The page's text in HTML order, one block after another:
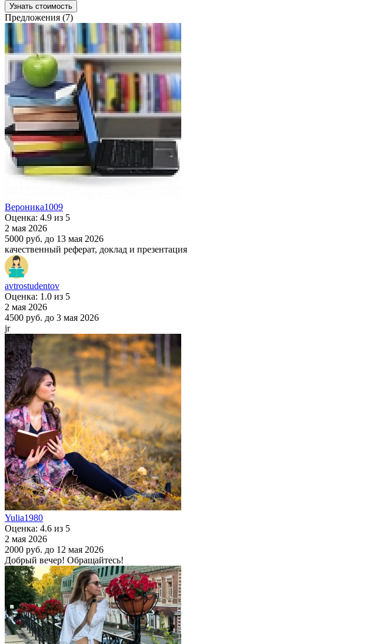
Узнать стоимость
Предложения (7)
Вероника1009
Оценка: 4.9 из 5
2 мая 2026
5000 руб. до 13 мая 2026
качественный реферат, доклад и презентация
avtrostudentov
Оценка: 1.0 из 5
2 мая 2026
4500 руб. до 3 мая 2026
jr
Yulia1980
Оценка: 4.6 из 5
2 мая 2026
2000 руб. до 12 мая 2026
Добрый вечер! Обращайтесь!